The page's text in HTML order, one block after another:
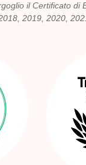
il Certificato di
2019, 2020,